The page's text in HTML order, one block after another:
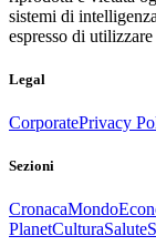
sistemi di
espresso di
Legal
CorporatePrivacy
Sezioni
CronacaMondo
PlanetCulturaSalute